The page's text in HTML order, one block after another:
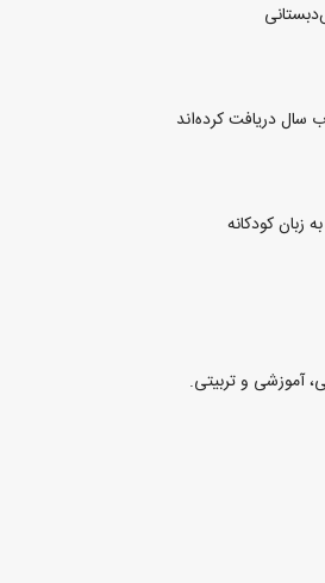
آموزشی و تربیتی.